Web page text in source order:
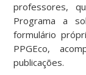
professores,
Programa a
formulário
PPGEco,
publicações.